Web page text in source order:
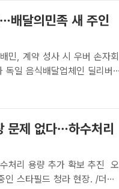
배달의민족 새 주인
민, 계약 성사 시 우버 손자회
인수한다. 두 업체 간 인수
문제 없다…하수처리
리 용량 추가 확보 추진 오
스타필드 청라 현장. /더팩